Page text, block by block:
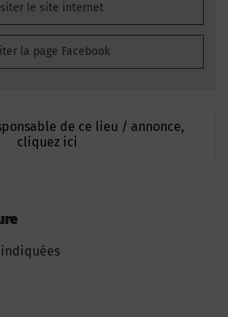
le site internet
la page Facebook
de ce lieu / annonce,
cliquez ici